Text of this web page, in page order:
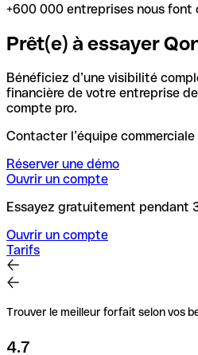
+600 000 entreprises nous font
Prêt(e) à essayer
Bénéficiez d’une visibilité
financière de votre entreprise
compte pro.
Contacter l’équipe commerciale
Réserver une démo
Ouvrir un compte
Essayez gratuitement pendant
Ouvrir un compte
Tarifs
Trouver le meilleur forfait selon vos
4.7